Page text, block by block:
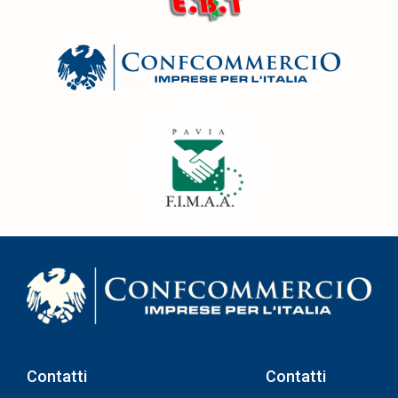
Contatti Contatti